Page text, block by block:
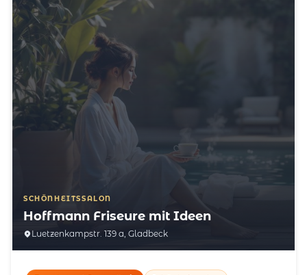
SCHÖNHEITSSALON
Hoffmann Friseure mit Ideen
Luetzenkampstr. 139 a, Gladbeck